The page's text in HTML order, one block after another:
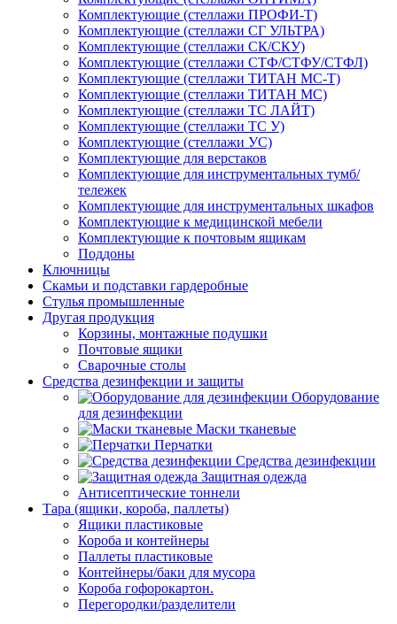
Комплектующие (стеллажи ПРОФИ-Т)
Комплектующие (стеллажи СГ УЛЬТРА)
Комплектующие (стеллажи СК/СКУ)
Комплектующие (стеллажи СТФ/СТФУ/СТФЛ)
Комплектующие (стеллажи ТИТАН МС-Т)
Комплектующие (стеллажи ТИТАН МС)
Комплектующие (стеллажи ТС ЛАЙТ)
Комплектующие (стеллажи ТС У)
Комплектующие (стеллажи УС)
Комплектующие для верстаков
Комплектующие для инструментальных тумб/
тележек
Комплектующие для инструментальных шкафов
Комплектующие к медицинской мебели
Комплектующие к почтовым ящикам
Поддоны
Ключницы
Скамьи и подставки гардеробные
Стулья промышленные
Другая продукция
Корзины, монтажные подушки
Почтовые ящики
Сварочные столы
Средства дезинфекции и защиты
Оборудование
для дезинфекции
Маски тканевые
Перчатки
Средства дезинфекции
Защитная одежда
Антисептические тоннели
Тара (ящики, короба, паллеты)
Ящики пластиковые
Короба и контейнеры
Паллеты пластиковые
Контейнеры/баки для мусора
Короба гофорокартон.
Перегородки/разделители